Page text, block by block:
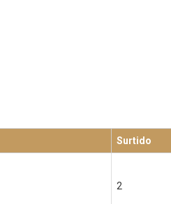
Surtido
2